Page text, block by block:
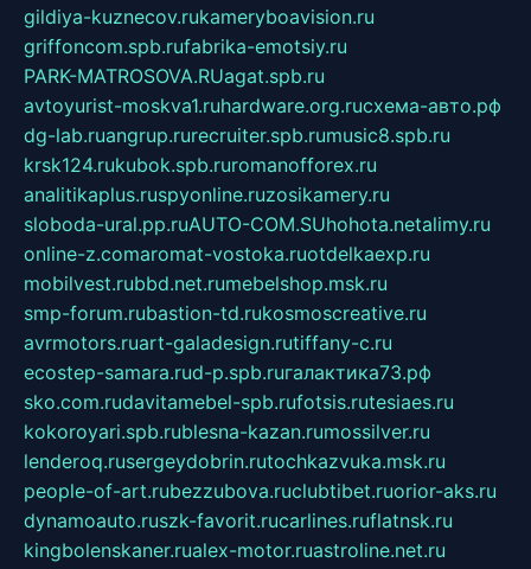
gildiya-kuznecov.rukameryboavision.ru
griffoncom.spb.rufabrika-emotsiy.ru
PARK-MATROSOVA.RUagat.spb.ru
avtoyurist-moskva1.ruhardware.org.ruсхема-авто.рф
dg-lab.ruangrup.rurecruiter.spb.rumusic8.spb.ru
krsk124.rukubok.spb.ruromanofforex.ru
analitikaplus.ruspyonline.ruzosikamery.ru
sloboda-ural.pp.ruAUTO-COM.SUhohota.netalimy.ru
online-z.comaromat-vostoka.ruotdelkaexp.ru
mobilvest.rubbd.net.rumebelshop.msk.ru
smp-forum.rubastion-td.rukosmoscreative.ru
avrmotors.ruart-galadesign.rutiffany-c.ru
ecostep-samara.rud-p.spb.ruгалактика73.рф
sko.com.rudavitamebel-spb.rufotsis.rutesiaes.ru
kokoroyari.spb.rublesna-kazan.rumossilver.ru
lenderoq.rusergeydobrin.rutochkazvuka.msk.ru
people-of-art.rubezzubova.ruclubtibet.ruorior-aks.ru
dynamoauto.ruszk-favorit.rucarlines.ruflatnsk.ru
kingbolenskaner.rualex-motor.ruastroline.net.ru